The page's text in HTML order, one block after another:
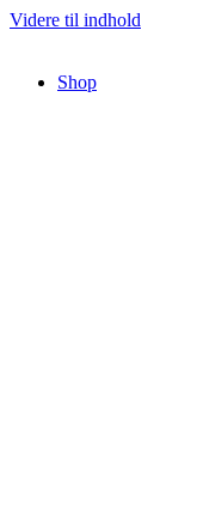
Videre til indhold
Shop